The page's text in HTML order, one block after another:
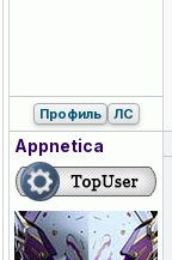
Профиль ЛС
Appnetica